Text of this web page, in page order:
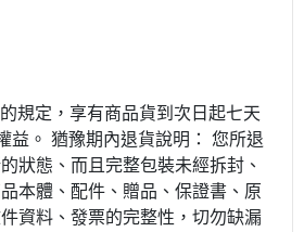
規定，享有商品貨到次日起七天
益。 猶豫期內退貨說明： 您所退
狀態、而且完整包裝未經拆封、
本體、配件、贈品、保證書、原
資料、發票的完整性，切勿缺漏